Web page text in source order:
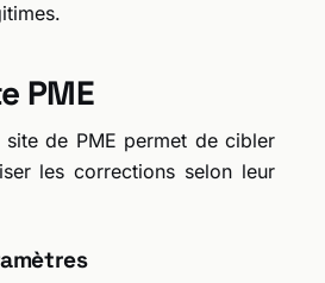
PME
de PME permet de cibler
les corrections selon leur